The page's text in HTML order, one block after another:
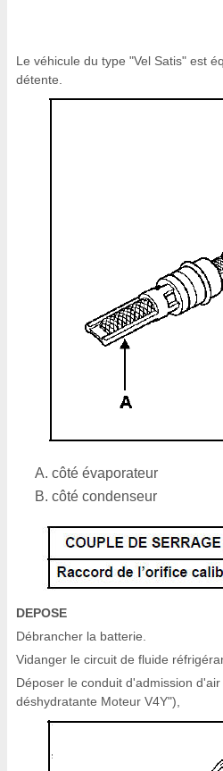
Le véhicule du type "Vel Satis" est
détente.
côté évaporateur
côté condenseur
DEPOSE
Débrancher la batterie.
Vidanger le circuit de fluide
Déposer le conduit d'admission
déshydratante Moteur V4Y"),